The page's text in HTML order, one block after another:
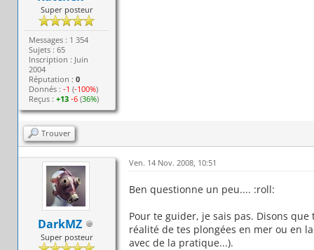
Super posteur
Messages : 1 354
Sujets : 65
Inscription : Juin
2004
Réputation :0
Donnés :-1 (-100%)
Reçus :+13 -6 (36%)
Trouver
DarkMZ
Super posteur
Ven. 14 Nov. 2008, 10:51
Ben questionne un peu.... :roll:
Pour te guider, je sais pas. Disons
réalité de tes plongées en mer ou en
avec de la pratique...).